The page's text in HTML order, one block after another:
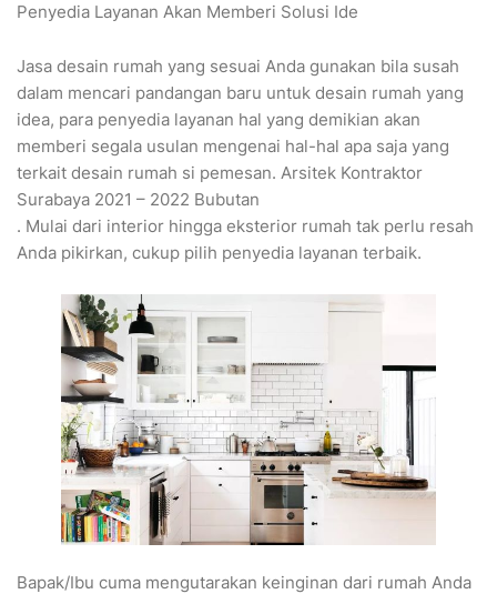
Penyedia Layanan Akan Memberi Solusi Ide
Jasa desain rumah yang sesuai Anda gunakan bila susah
dalam mencari pandangan baru untuk desain rumah yang
idea, para penyedia layanan hal yang demikian akan
memberi segala usulan mengenai hal-hal apa saja yang
terkait desain rumah si pemesan. Arsitek Kontraktor
Surabaya 2021 – 2022 Bubutan
. Mulai dari interior hingga eksterior rumah tak perlu resah
Anda pikirkan, cukup pilih penyedia layanan terbaik.
Bapak/Ibu cuma mengutarakan keinginan dari rumah Anda